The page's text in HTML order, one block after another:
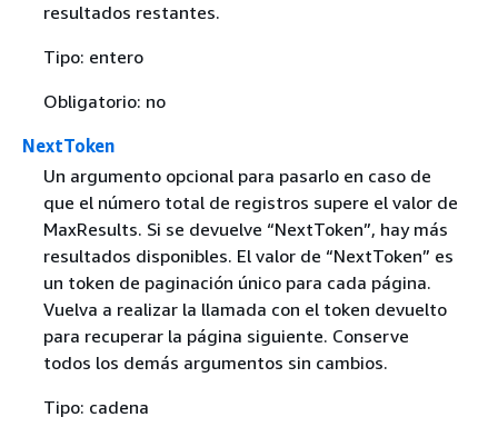
resultados restantes.
Tipo: entero
Obligatorio: no
NextToken
Un argumento opcional para pasarlo en caso de
que el número total de registros supere el valor de
MaxResults. Si se devuelve “NextToken”, hay más
resultados disponibles. El valor de “NextToken” es
un token de paginación único para cada página.
Vuelva a realizar la llamada con el token devuelto
para recuperar la página siguiente. Conserve
todos los demás argumentos sin cambios.
Tipo: cadena